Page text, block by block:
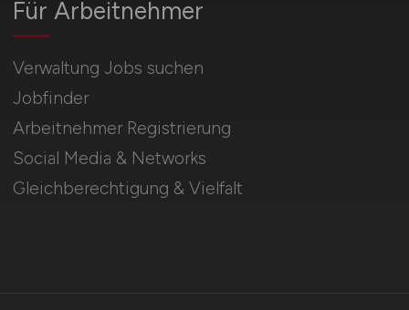
Für Arbeitnehmer
Verwaltung Jobs suchen
Jobfinder
Arbeitnehmer Registrierung
Social Media & Networks
Gleichberechtigung & Vielfalt